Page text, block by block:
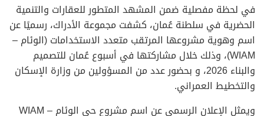
في لحظة مفصلية ضمن المشهد المتطور للعقارات والتنمية
الحضرية في سلطنة عُمان، كشفت مجموعة الأدراك، رسميًا عن
اسم وهوية مشروعها المرتقب متعدد الاستخدامات (الوئام –
WIAM)، وذلك خلال مشاركتها في أسبوع عُمان للتصميم
والبناء 2026، و بحضور عدد من المسؤولين من وزارة الإسكان
والتخطيط العمراني.
ويمثل الإعلان الرسمي عن اسم مشروع حي الوئام – WIAM